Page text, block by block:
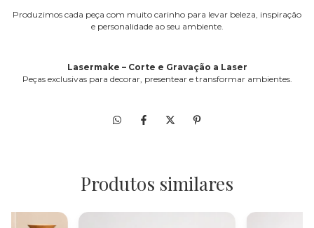
Produzimos cada peça com muito carinho para levar beleza, inspiração
e personalidade ao seu ambiente.
Lasermake – Corte e Gravação a Laser
Peças exclusivas para decorar, presentear e transformar ambientes.
Produtos similares